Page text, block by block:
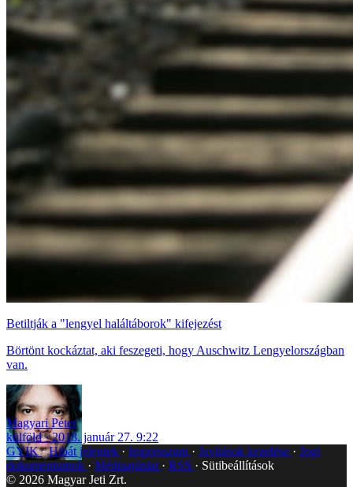
Betiltják a "lengyel haláltáborok" kifejezést
Börtönt kockáztat, aki feszegeti, hogy Auschwitz Lengyelországban
van.
Magyari Péter
külföld
2018. január 27. 9:22
GYIK Hibát jelentek Impresszum Javítások kezelése
Jogi
dokumentumok
Médiaajánlat RSS
Sütibeállítások
© 2026 Magyar Jeti Zrt.